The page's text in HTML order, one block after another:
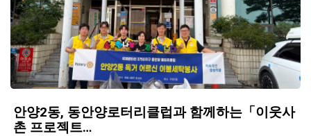
안양2동, 동안양로터리클럽과 함께하는「이웃사
촌 프로젝트…